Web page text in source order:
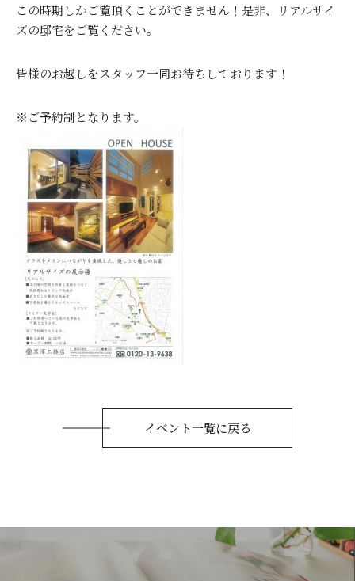
この時期しかご覧頂くことができません！是非、リアルサイ
ズの邸宅をご覧ください。
皆様のお越しをスタッフ一同お待ちしております！
※ご予約制となります。
イベント一覧に戻る